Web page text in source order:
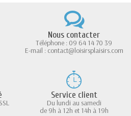
Nous contacter
Téléphone : 09 64 14 70 39
E-mail : contact@loisirsplaisirs.com
Service client
Du lundi au samedi
de 9h à 12h et 14h à 19h